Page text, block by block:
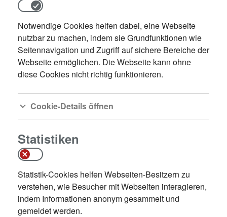
Notwendige Cookies helfen dabei, eine Webseite
nutzbar zu machen, indem sie Grundfunktionen wie
Seitennavigation und Zugriff auf sichere Bereiche der
Webseite ermöglichen. Die Webseite kann ohne
diese Cookies nicht richtig funktionieren.
Cookie-Details öffnen
Statistiken
Statistik-Cookies helfen Webseiten-Besitzern zu
verstehen, wie Besucher mit Webseiten interagieren,
indem Informationen anonym gesammelt und
gemeldet werden.